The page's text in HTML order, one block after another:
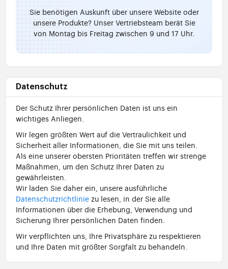
Sie benötigen Auskunft über unsere Website oder
unsere Produkte? Unser Vertriebsteam berät Sie
von Montag bis Freitag zwischen 9 und 17 Uhr.
Datenschutz
Der Schutz Ihrer persönlichen Daten ist uns ein
wichtiges Anliegen.
Wir legen größten Wert auf die Vertraulichkeit und
Sicherheit aller Informationen, die Sie mit uns teilen.
Als eine unserer obersten Prioritäten treffen wir strenge
Maßnahmen, um den Schutz Ihrer Daten zu
gewährleisten.
Wir laden Sie daher ein, unsere ausführliche
Datenschutzrichtlinie zu lesen, in der Sie alle
Informationen über die Erhebung, Verwendung und
Sicherung Ihrer persönlichen Daten finden.
Wir verpflichten uns, Ihre Privatsphäre zu respektieren
und Ihre Daten mit größter Sorgfalt zu behandeln.